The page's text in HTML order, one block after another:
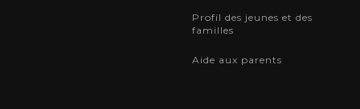
Profil des jeunes et des
familles
Aide aux parents